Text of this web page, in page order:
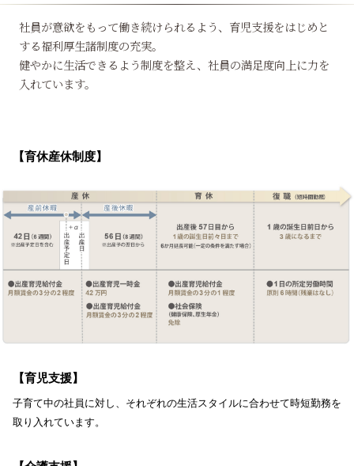
社員が意欲をもって働き続けられるよう、育児支援をはじめと
する福利厚生諸制度の充実。
健やかに生活できるよう制度を整え、社員の満足度向上に力を
入れています。
【育休産休制度】
【育児支援】
子育て中の社員に対し、それぞれの生活スタイルに合わせて時短勤務を
取り入れています。